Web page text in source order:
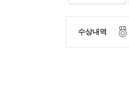
수상내역